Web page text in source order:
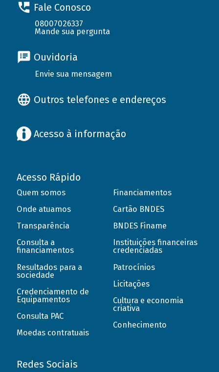
Fale Conosco
08007026337
Mande sua pergunta
Ouvidoria
Envie sua mensagem
Outros telefones e endereços
Acesso à informação
Acesso Rápido
Quem somos
Onde atuamos
Transparência
Consulta a
financiamentos
Resultados para a
sociedade
Credenciamento de
Equipamentos
Consulta PAC
Moedas contratuais
Financiamentos
Cartão BNDES
BNDES Finame
Instituições financeiras
credenciadas
Patrocínios
Licitações
Cultura e economia
criativa
Conhecimento
Redes Sociais